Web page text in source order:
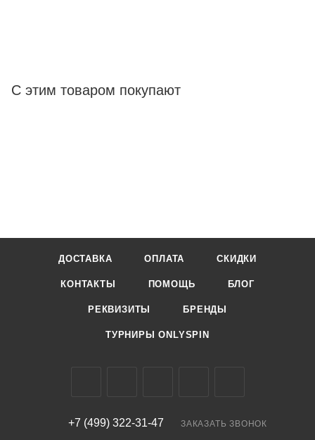
С этим товаром покупают
ДОСТАВКА ОПЛАТА СКИДКИ
КОНТАКТЫ ПОМОЩЬ БЛОГ
РЕКВИЗИТЫ БРЕНДЫ
ТУРНИРЫ ONLYSPIN
+7 (499) 322-31-47 ЗАКАЗАТЬ ЗВОНОК